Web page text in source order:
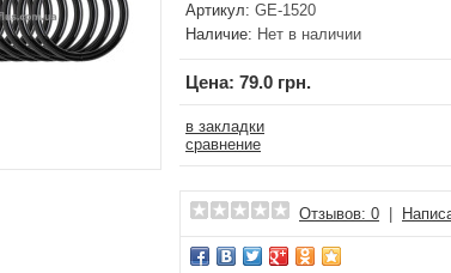
Артикул: GE-1520
Наличие: Нет в наличии
Цена: 79.0 грн.
в закладки
сравнение
Отзывов: 0